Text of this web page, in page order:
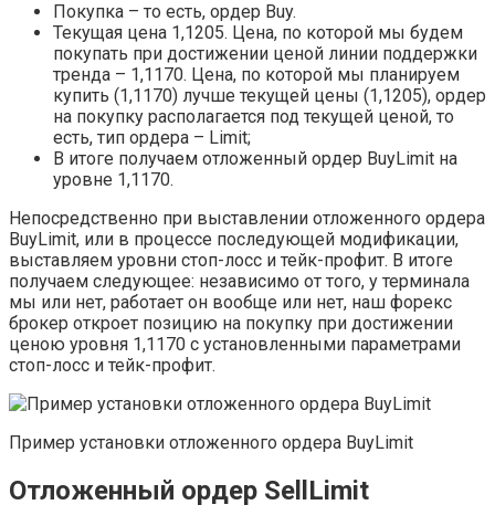
Покупка – то есть, ордер Buy.
Текущая цена 1,1205. Цена, по которой мы будем
покупать при достижении ценой линии поддержки
тренда – 1,1170. Цена, по которой мы планируем
купить (1,1170) лучше текущей цены (1,1205), ордер
на покупку располагается под текущей ценой, то
есть, тип ордера – Limit;
В итоге получаем отложенный ордер BuyLimit на
уровне 1,1170.
Непосредственно при выставлении отложенного ордера
BuyLimit, или в процессе последующей модификации,
выставляем уровни стоп-лосс и тейк-профит. В итоге
получаем следующее: независимо от того, у терминала
мы или нет, работает он вообще или нет, наш форекс
брокер откроет позицию на покупку при достижении
ценою уровня 1,1170 с установленными параметрами
стоп-лосс и тейк-профит.
Пример установки отложенного ордера BuyLimit
Отложенный ордер SellLimit